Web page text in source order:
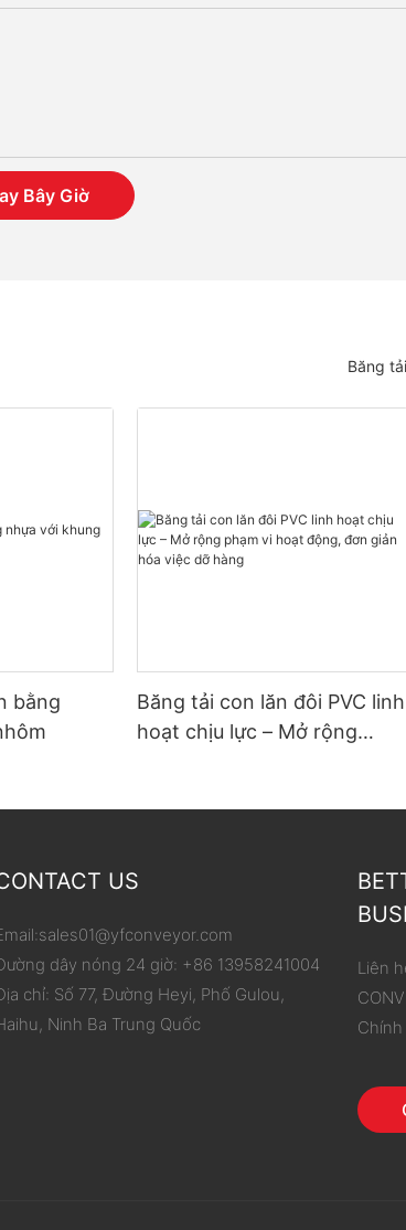
Bây Giờ
Băng
bằng
Băng tải con lăn đôi PVC linh
hoạt chịu lực – Mở rộng
US
sales01@yfconveyor.com
dây nóng 24 giờ: +86 13958241004
chỉ: Số 77, Đường Heyi, Phố Gulou,
Ninh Ba Trung Quốc
Liên